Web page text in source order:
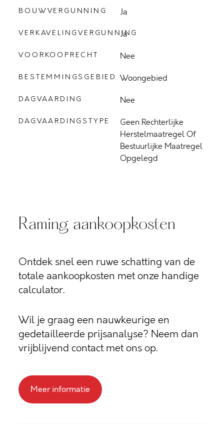
BOUWVERGUNNING Ja
VERKAVELINGVERGUNNING
Ja
VOORKOOPRECHT Nee
BESTEMMINGSGEBIED Woongebied
DAGVAARDING Nee
DAGVAARDINGSTYPE
Geen Rechterlijke
Herstelmaatregel Of
Bestuurlijke Maatregel
Opgelegd
Raming aankoopkosten
Ontdek snel een ruwe schatting van de
totale aankoopkosten met onze handige
calculator.
Wil je graag een nauwkeurige en
gedetailleerde prijsanalyse? Neem dan
vrijblijvend contact met ons op.
Meer informatie